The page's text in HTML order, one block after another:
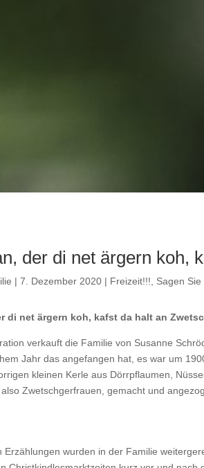
der di net ärgern koh,
|7. Dezember 2020 | Freizeit!!! Sagen Sie
di net ärgern koh, kafst da halt an
verkauft die Familie von Susanne
Jahr das angefangen hat, es war um
kleinen Kerle aus Dörrpflaumen,
also Zwetschgerfrauen, gemacht und
Erzählungen wurden in der Familie